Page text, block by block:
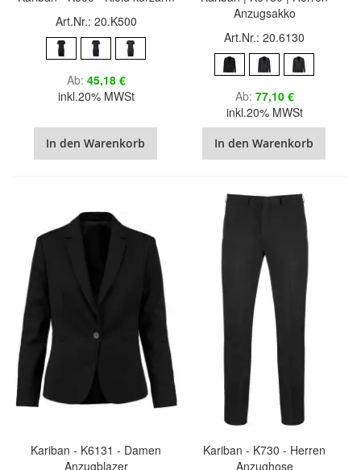
Art.Nr.: 20.K500
Ab 45,18 €
inkl.20% MWSt
In den Warenkorb
Anzugsakko
Art.Nr.: 20.6130
Ab 77,10 €
inkl.20% MWSt
In den Warenkorb
Kariban - K6131 - Damen
Anzugblazer
Kariban - K730 - Herren
Anzughose